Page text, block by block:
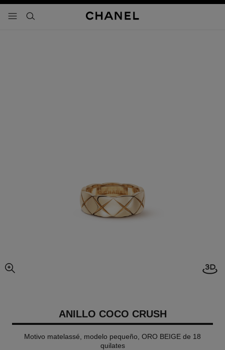
- navegación principal
buscar
imagen agrandada
ANILLO COCO CRUSH
Motivo matelassé, modelo pequeño, ORO BEIGE de 18
quilates